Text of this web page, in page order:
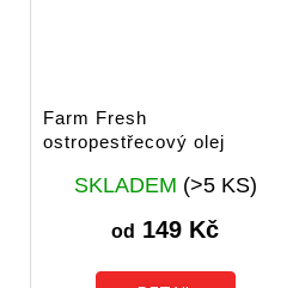
Farm Fresh
ostropestřecový olej
Průměrné
hodnocení
produktu
je
SKLADEM (>5 KS)
od 149 Kč